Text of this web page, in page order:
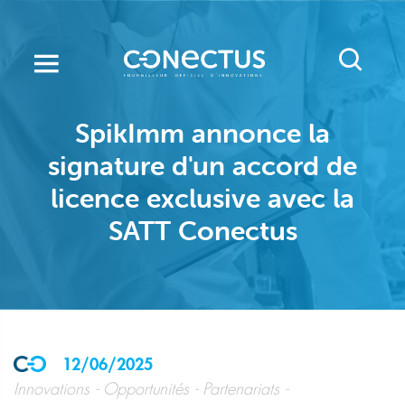
contenu
SpikImm annonce la
signature d'un accord de
licence exclusive avec la
SATT Conectus
12/06/2025
Innovations
Opportunités
Partenariats